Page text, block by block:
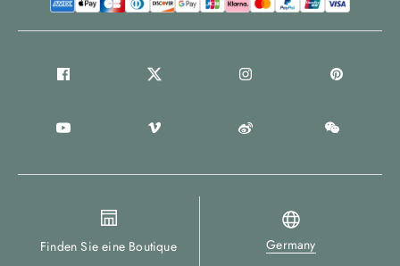
Finden Sie eine Boutique Germany